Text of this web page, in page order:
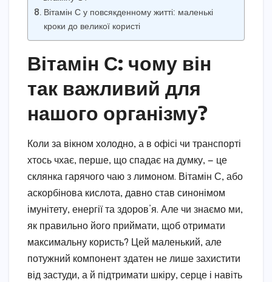
Вітамін С у повсякденному житті: маленькі
кроки до великої користі
Вітамін С: чому він
так важливий для
нашого організму?
Коли за вікном холодно, а в офісі чи транспорті
хтось чхає, перше, що спадає на думку, — це
склянка гарячого чаю з лимоном. Вітамін С, або
аскорбінова кислота, давно став синонімом
імунітету, енергії та здоров’я. Але чи знаємо ми,
як правильно його приймати, щоб отримати
максимальну користь? Цей маленький, але
потужний компонент здатен не лише захистити
від застуди, а й підтримати шкіру, серце і навіть